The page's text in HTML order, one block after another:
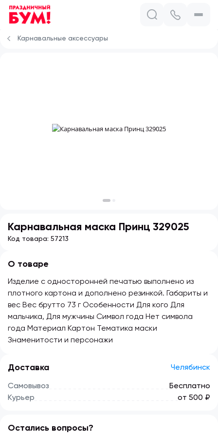
Карнавальные аксессуары
Карнавальная маска Принц 329025
Код товара: 57213
О товаре
Изделие с односторонней печатью выполнено из
плотного картона и дополнено резинкой. Габариты и
вес Вес брутто 73 г Особенности Для кого Для
мальчика, Для мужчины Символ года Нет символа
года Материал Картон Тематика маски
Знаменитости и персонажи
Доставка Челябинск
Самовывоз
Бесплатно
Курьер
от 500 ₽
Остались вопросы?